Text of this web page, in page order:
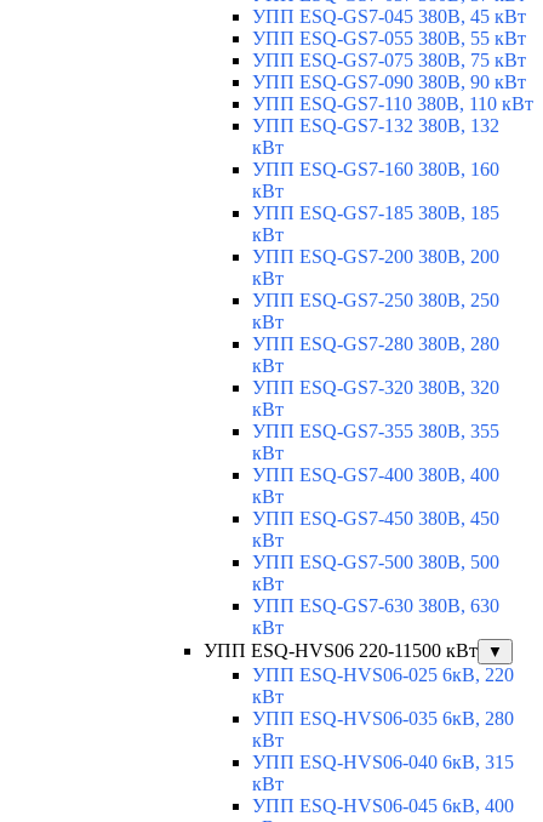
УПП ESQ-GS7-045 380В, 45 кВт
УПП ESQ-GS7-055 380В, 55 кВт
УПП ESQ-GS7-075 380В, 75 кВт
УПП ESQ-GS7-090 380В, 90 кВт
УПП ESQ-GS7-110 380В, 110 кВт
УПП ESQ-GS7-132 380В, 132
кВт
УПП ESQ-GS7-160 380В, 160
кВт
УПП ESQ-GS7-185 380В, 185
кВт
УПП ESQ-GS7-200 380В, 200
кВт
УПП ESQ-GS7-250 380В, 250
кВт
УПП ESQ-GS7-280 380В, 280
кВт
УПП ESQ-GS7-320 380В, 320
кВт
УПП ESQ-GS7-355 380В, 355
кВт
УПП ESQ-GS7-400 380В, 400
кВт
УПП ESQ-GS7-450 380В, 450
кВт
УПП ESQ-GS7-500 380В, 500
кВт
УПП ESQ-GS7-630 380В, 630
кВт
УПП ESQ-HVS06 220-11500 кВт
▼
УПП ESQ-HVS06-025 6кВ, 220
кВт
УПП ESQ-HVS06-035 6кВ, 280
кВт
УПП ESQ-HVS06-040 6кВ, 315
кВт
УПП ESQ-HVS06-045 6кВ, 400